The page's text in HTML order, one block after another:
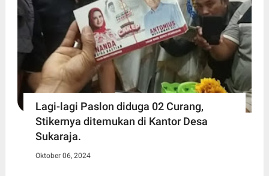
Lagi-lagi Paslon diduga 02 Curang,
Stikernya ditemukan di Kantor Desa
Sukaraja.
Oktober 06, 2024